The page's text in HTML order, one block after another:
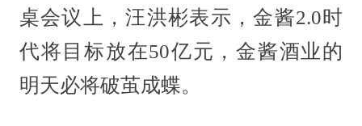
桌会议上，汪洪彬表示，金酱2.0时
代将目标放在50亿元，金酱酒业的
明天必将破茧成蝶。